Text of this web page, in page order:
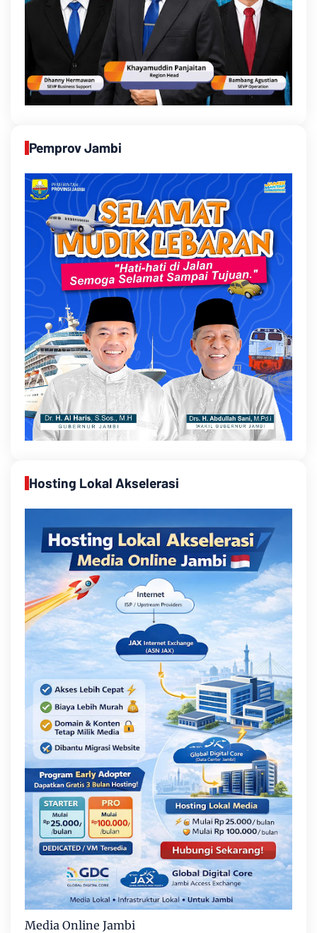
Pemprov Jambi
Hosting Lokal Akselerasi
Media Online Jambi